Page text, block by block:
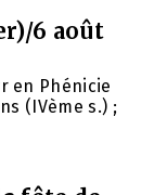
6 août
en Phénicie
(IVème s.) ;